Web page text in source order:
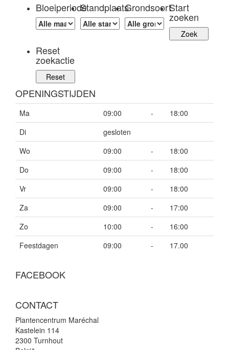
BloeiperiodeStandplaatsGrondsoortStart
zoeken
Reset
zoekactie
OPENINGSTIJDEN
Ma 09:00 -
18:00
Di
gesloten
Wo
09:00 -
18:00
Do
09:00 -
18:00
Vr
09:00 -
18:00
Za
09:00 -
17:00
Zo
10:00 -
16:00
Feestdagen
09:00 - 17.00
FACEBOOK
CONTACT
Plantencentrum Maréchal
Kastelein 114
2300 Turnhout